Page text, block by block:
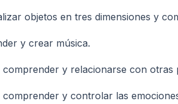
objetos en tres dimensiones y
y crear música.
y relacionarse con otras
y controlar las